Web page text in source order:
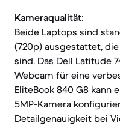
Kameraqualität:
Beide Laptops sind
(720p) ausgestattet,
sind. Das Dell Latitude
Webcam für eine
EliteBook 840 G8 kann
5MP-Kamera
Detailgenauigkeit bei